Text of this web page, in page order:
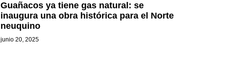
Guañacos ya tiene gas natural: se
inaugura una obra histórica para el Norte
neuquino
junio 20, 2025